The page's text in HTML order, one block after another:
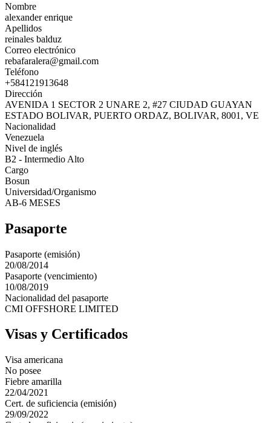
Nombre
alexander enrique
Apellidos
reinales balduz
Correo electrónico
rebafaralera@gmail.com
Teléfono
+584121913648
Dirección
AVENIDA 1 SECTOR 2 UNARE 2, #27 CIUDAD GUAYAN
ESTADO BOLIVAR, PUERTO ORDAZ, BOLIVAR, 8001, VE
Nacionalidad
Venezuela
Nivel de inglés
B2 - Intermedio Alto
Cargo
Bosun
Universidad/Organismo
AB-6 MESES
Pasaporte
Pasaporte (emisión)
20/08/2014
Pasaporte (vencimiento)
10/08/2019
Nacionalidad del pasaporte
CMI OFFSHORE LIMITED
Visas y Certificados
Visa americana
No posee
Fiebre amarilla
22/04/2021
Cert. de suficiencia (emisión)
29/09/2022